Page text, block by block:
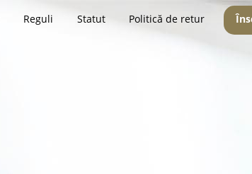
Reguli Statut Politică de retur